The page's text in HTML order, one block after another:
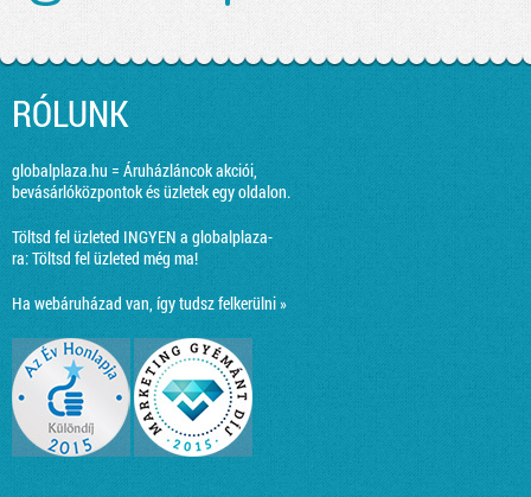
RÓLUNK
globalplaza.hu = Áruházláncok akciói,
bevásárlóközpontok és üzletek egy oldalon.
Töltsd fel üzleted INGYEN a globalplaza-
ra:Töltsd fel üzleted még ma!
Ha webáruházad van, így tudsz felkerülni »